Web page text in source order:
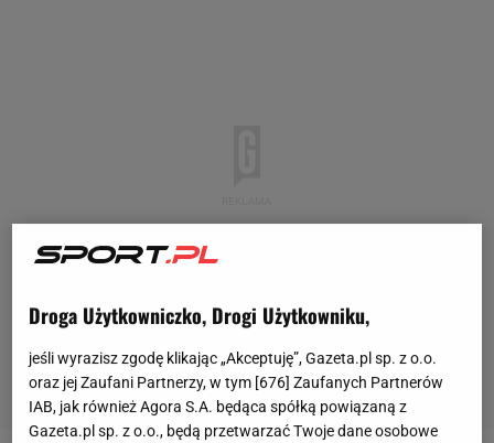
Droga Użytkowniczko, Drogi Użytkowniku,
jeśli wyrazisz zgodę klikając „Akceptuję”, Gazeta.pl sp. z o.o.
oraz jej Zaufani Partnerzy, w tym [676] Zaufanych Partnerów
IAB, jak również Agora S.A. będąca spółką powiązaną z
Gazeta.pl sp. z o.o., będą przetwarzać Twoje dane osobowe